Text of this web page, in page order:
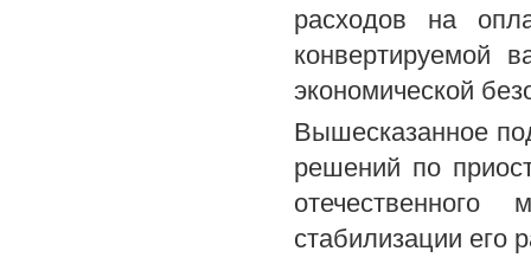
расходов на
конвертируемой
экономической
Вышесказанное
решений по
стабилизации его